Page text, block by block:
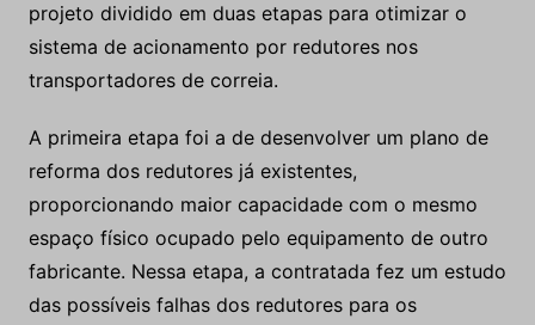
projeto dividido em duas etapas para otimizar o
sistema de acionamento por redutores nos
transportadores de correia.
A primeira etapa foi a de desenvolver um plano de
reforma dos redutores já existentes,
proporcionando maior capacidade com o mesmo
espaço físico ocupado pelo equipamento de outro
fabricante. Nessa etapa, a contratada fez um estudo
das possíveis falhas dos redutores para os